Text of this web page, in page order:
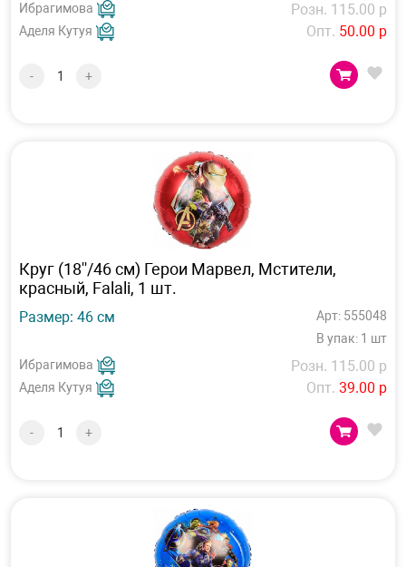
Ибрагимова
Аделя Кутуя
Розн. 115.00 р
Опт. 50.00 р
- +
Круг (18''/46 см) Герои Марвел, Мстители,
красный, Falali, 1 шт.
Размер: 46 см
Арт: 555048
В упак: 1 шт
Ибрагимова
Аделя Кутуя
Розн. 115.00 р
Опт. 39.00 р
- +